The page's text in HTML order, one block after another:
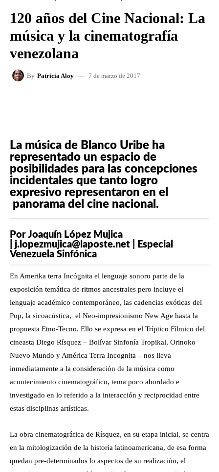
120 años del Cine Nacional: La
música y la cinematografía
venezolana
By Patricia Aloy 7 de marzo de 2017
La música de Blanco Uribe ha
representado un espacio de
posibilidades para las concepciones
incidentales que tanto logro
expresivo representaron en el
panorama del cine nacional.
Por Joaquín López Mujica
| j.lopezmujica@laposte.net | Especial
Venezuela Sinfónica
En Amerika terra Incógnita el lenguaje sonoro parte de la
exposición temática de ritmos ancestrales pero incluye el
lenguaje académico contemporáneo, las cadencias exóticas del
Pop, la sicoacústica, el Neo-impresionismo New Age hasta la
propuesta Etno-Tecno. Ello se expresa en el Tríptico Fílmico del
cineasta Diego Rísquez – Bolívar Sinfonía Tropikal, Orinoko
Nuevo Mundo y América Terra Incognita – nos lleva
inmediatamente a la consideración de la música como
acontecimiento cinematográfico, tema poco abordado e
investigado en lo referido a la interacción y reciprocidad entre
estas disciplinas artísticas.
La obra cinematográfica de Rísquez, en su etapa inicial, se centra
en la mitologización de la historia latinoamericana, de esa forma
quedan pre-determinados lo aspectos de su realización, el